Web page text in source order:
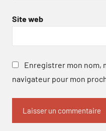
Site web
Enregistrer mon nom,
navigateur pour mon